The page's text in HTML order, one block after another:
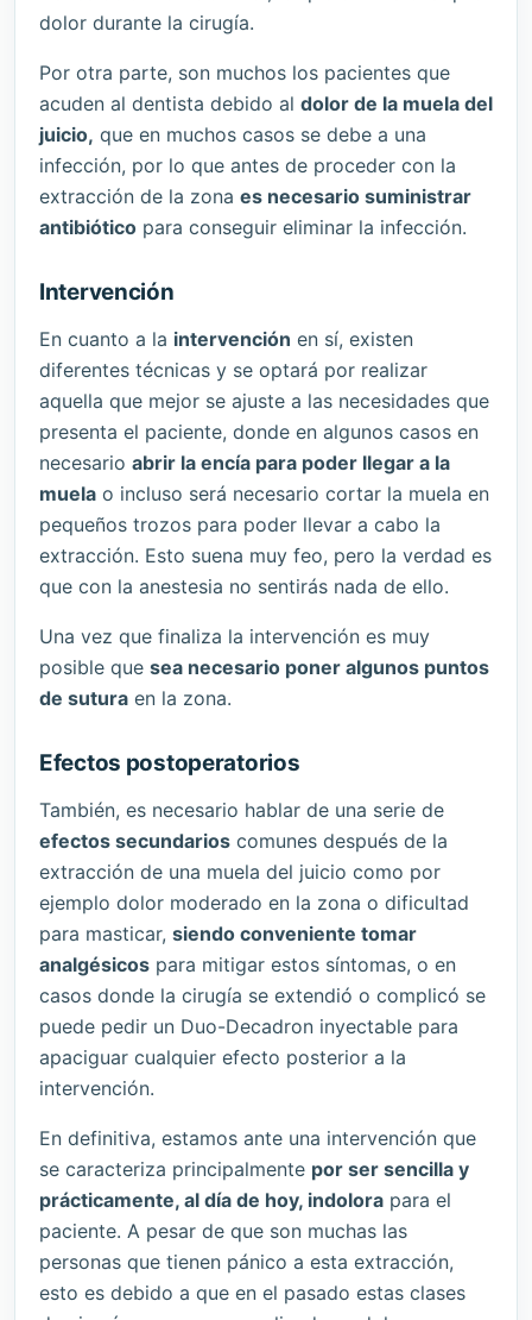
dolor durante la cirugía.
Por otra parte, son muchos los pacientes que
acuden al dentista debido al dolor de la muela del
juicio, que en muchos casos se debe a una
infección, por lo que antes de proceder con la
extracción de la zona es necesario suministrar
antibiótico para conseguir eliminar la infección.
Intervención
En cuanto a la intervención en sí, existen
diferentes técnicas y se optará por realizar
aquella que mejor se ajuste a las necesidades que
presenta el paciente, donde en algunos casos en
necesario abrir la encía para poder llegar a la
muela o incluso será necesario cortar la muela en
pequeños trozos para poder llevar a cabo la
extracción. Esto suena muy feo, pero la verdad es
que con la anestesia no sentirás nada de ello.
Una vez que finaliza la intervención es muy
posible que sea necesario poner algunos puntos
de sutura en la zona.
Efectos postoperatorios
También, es necesario hablar de una serie de
efectos secundarios comunes después de la
extracción de una muela del juicio como por
ejemplo dolor moderado en la zona o dificultad
para masticar, siendo conveniente tomar
analgésicos para mitigar estos síntomas, o en
casos donde la cirugía se extendió o complicó se
puede pedir un Duo-Decadron inyectable para
apaciguar cualquier efecto posterior a la
intervención.
En definitiva, estamos ante una intervención que
se caracteriza principalmente por ser sencilla y
prácticamente, al día de hoy, indolora para el
paciente. A pesar de que son muchas las
personas que tienen pánico a esta extracción,
esto es debido a que en el pasado estas clases